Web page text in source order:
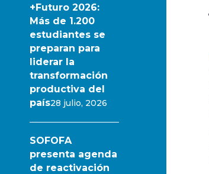
+Futuro 2026:
Más de 1.200
estudiantes se
preparan para
liderar la
transformación
productiva del
país28 julio, 2026
SOFOFA
presenta agenda
de reactivación